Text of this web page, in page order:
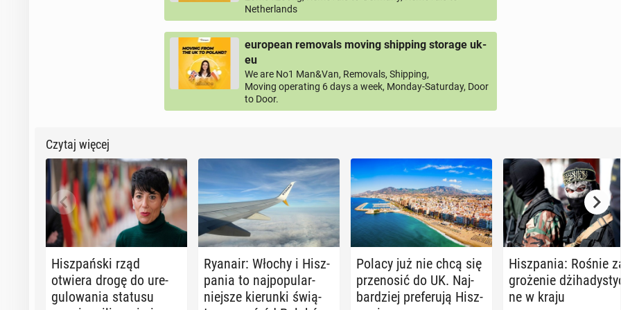
Netherlands
european removals moving shipping storage uk-
eu
We are No1 Man&Van, Removals, Shipping,
Moving operating 6 days a week, Monday-Saturday, Door
to Door.
Czytaj więcej
Hisz­pań­ski rząd
otwiera drogę do ure­
gu­lo­wa­nia statusu
Ryanair: Włochy i Hisz­
pa­nia to naj­po­pu­lar­
niej­sze kie­run­ki świą­
Polacy już nie chcą się
prze­no­sić do UK. Naj­
bar­dziej pre­fe­ru­ją Hisz­
Hisz­pa­nia: Rośnie za­
gro­że­nie
ne w kraju